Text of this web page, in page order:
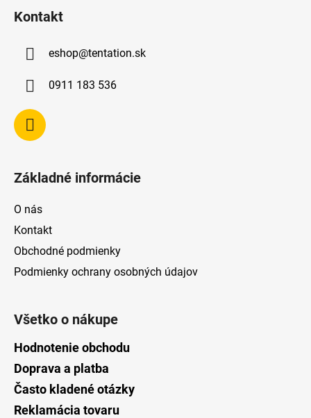
Kontakt
eshop@tentation.sk
0911 183 536
Základné informácie
O nás
Kontakt
Obchodné podmienky
Podmienky ochrany osobných údajov
Všetko o nákupe
Hodnotenie obchodu
Doprava a platba
Často kladené otázky
Reklamácia tovaru